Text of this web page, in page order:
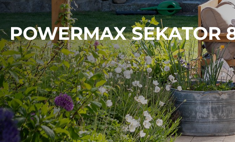
POWERMAX SEKATOR